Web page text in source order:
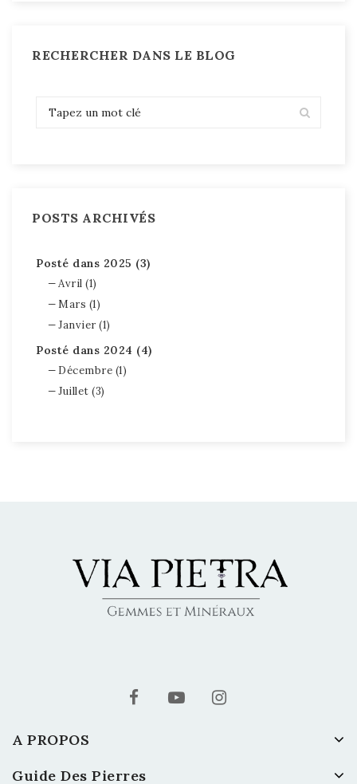
RECHERCHER DANS LE BLOG
POSTS ARCHIVÉS
Posté dans 2025 (3)
Avril (1)
Mars (1)
Janvier (1)
Posté dans 2024 (4)
Décembre (1)
Juillet (3)
A PROPOS
Guide Des Pierres